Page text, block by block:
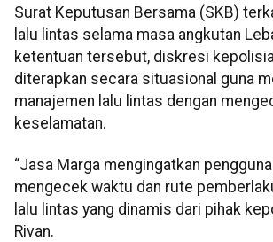
Surat Keputusan Bersama (SKB)
lalu lintas selama masa angkutan
ketentuan tersebut, diskresi
diterapkan secara situasional guna
manajemen lalu lintas dengan
keselamatan.
“Jasa Marga mengingatkan
mengecek waktu dan rute
lalu lintas yang dinamis dari pihak
Rivan.